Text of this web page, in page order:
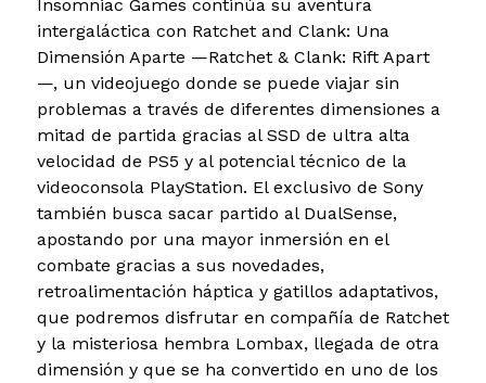
Insomniac Games continúa su aventura
intergaláctica con Ratchet and Clank: Una
Dimensión Aparte —Ratchet & Clank: Rift Apart
—, un videojuego donde se puede viajar sin
problemas a través de diferentes dimensiones a
mitad de partida gracias al SSD de ultra alta
velocidad de PS5 y al potencial técnico de la
videoconsola PlayStation. El exclusivo de Sony
también busca sacar partido al DualSense,
apostando por una mayor inmersión en el
combate gracias a sus novedades,
retroalimentación háptica y gatillos adaptativos,
que podremos disfrutar en compañía de Ratchet
y la misteriosa hembra Lombax, llegada de otra
dimensión y que se ha convertido en uno de los